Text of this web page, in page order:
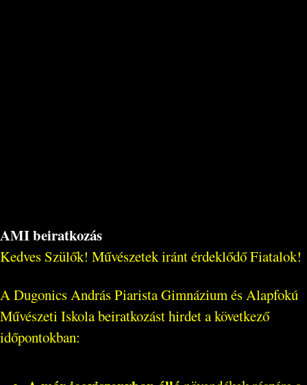
AMI beiratkozás
Kedves Szülők! Művészetek iránt érdeklődő Fiatalok!
A Dugonics András Piarista Gimnázium és Alapfokú
Művészeti Iskola beiratkozást hirdet a következő
időpontokban: